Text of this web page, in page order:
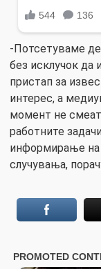
-Потсетуваме
без исклучок да
пристап за
интерес, а
момент не
работните
информирање на
случувања,